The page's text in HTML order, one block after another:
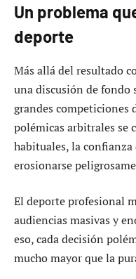
Un problema
deporte
Más allá del resultado
una discusión de fondo
grandes competiciones
polémicas arbitrales se
habituales, la
erosionarse
El deporte profesional
audiencias masivas y
eso, cada decisión
mucho mayor que la